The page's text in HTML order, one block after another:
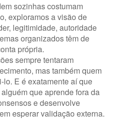
sozinhas costumam
exploramos a visão de
legitimidade, autoridade
organizados têm de
própria.
sempre tentaram
mas também quem
E é exatamente aí que
que aprende fora da
e desenvolve
esperar validação externa.